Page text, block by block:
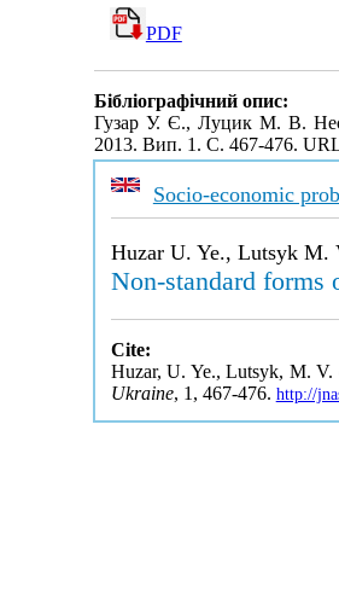
PDF
Бібліографічний опис:
Гузар У. Є., Луцик М. В.
2013. Вип. 1. С. 467-476.
Socio-economic
Huzar U. Ye., Lutsyk M.
Non-standard forms
Cite:
Huzar, U. Ye., Lutsyk, M. V.
Ukraine, 1, 467-476. http://